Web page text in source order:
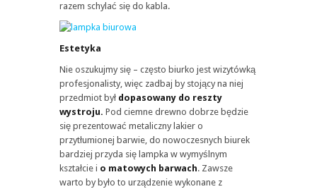
razem schylać się do kabla.
Estetyka
Nie oszukujmy się – często biurko jest wizytówką
profesjonalisty, więc zadbaj by stojący na niej
przedmiot był dopasowany do reszty
wystroju. Pod ciemne drewno dobrze będzie
się prezentować metaliczny lakier o
przytłumionej barwie, do nowoczesnych biurek
bardziej przyda się lampka w wymyślnym
kształcie i o matowych barwach. Zawsze
warto by było to urządzenie wykonane z